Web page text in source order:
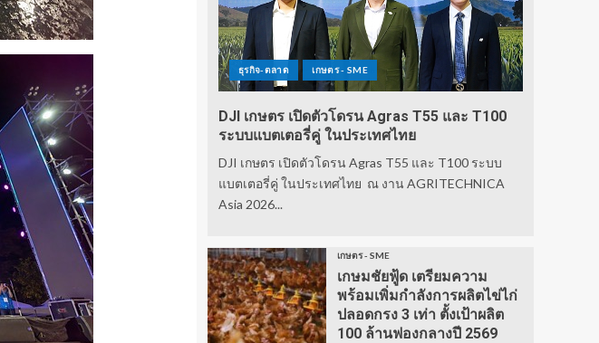
ธุรกิจ-ตลาด เกษตร - SME
DJI เกษตร เปิดตัวโดรน Agras T55 และ T100
ระบบแบตเตอรี่คู่ ในประเทศไทย
DJI เกษตร เปิดตัวโดรน Agras T55 และ T100 ระบบ
แบตเตอรี่คู่ ในประเทศไทย ณ งาน AGRITECHNICA
Asia 2026...
เกษตร - SME
เกษมชัยฟู้ด เตรียมความ
พร้อมเพิ่มกำลังการผลิตไข่ไก่
ปลอดกรง 3 เท่า ตั้งเป้าผลิต
100 ล้านฟองกลางปี 2569